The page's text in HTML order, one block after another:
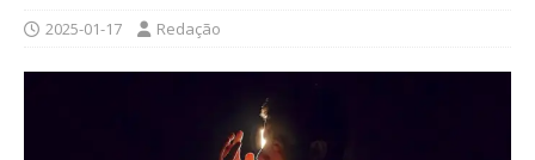
2025-01-17 Redação